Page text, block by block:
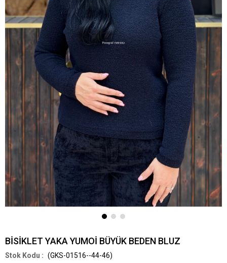
BİSİKLET YAKA YUMOİ BÜYÜK BEDEN BLUZ
(GKS-01516--44-46)